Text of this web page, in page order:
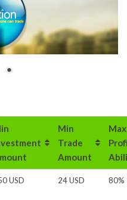
Min
Trade
Amount
Max
USD 24 USD 80%